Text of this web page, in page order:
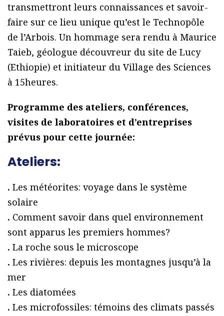
transmettront leurs connaissances et savoir-
faire sur ce lieu unique qu’est le Technopôle
de l’Arbois. Un hommage sera rendu à Maurice
Taieb, géologue découvreur du site de Lucy
(Ethiopie) et initiateur du Village des Sciences
à 15heures.
Programme des ateliers, conférences,
visites de laboratoires et d’entreprises
prévus pour cette journée:
Ateliers:
. Les météorites: voyage dans le système
solaire
. Comment savoir dans quel environnement
sont apparus les premiers hommes?
. La roche sous le microscope
. Les rivières: depuis les montagnes jusqu’à la
mer
. Les diatomées
. Les microfossiles: témoins des climats passés